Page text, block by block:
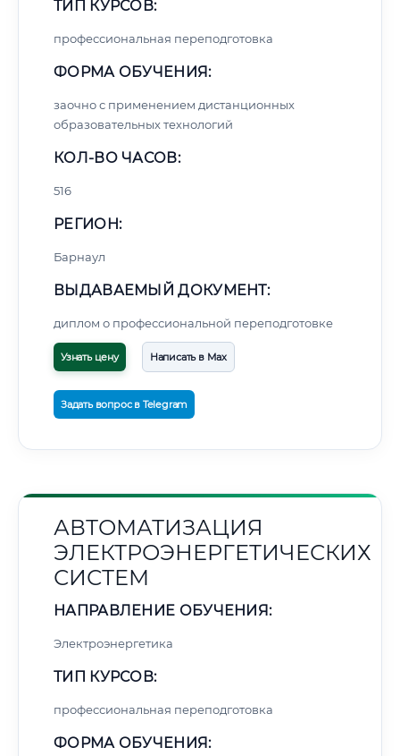
ТИП КУРСОВ:
профессиональная переподготовка
ФОРМА ОБУЧЕНИЯ:
заочно с применением дистанционных
образовательных технологий
КОЛ-ВО ЧАСОВ:
516
РЕГИОН:
Барнаул
ВЫДАВАЕМЫЙ ДОКУМЕНТ:
диплом о профессиональной переподготовке
Узнать цену Написать в Max
Задать вопрос в Telegram
АВТОМАТИЗАЦИЯ
ЭЛЕКТРОЭНЕРГЕТИЧЕСКИХ
СИСТЕМ
НАПРАВЛЕНИЕ ОБУЧЕНИЯ:
Электроэнергетика
ТИП КУРСОВ:
профессиональная переподготовка
ФОРМА ОБУЧЕНИЯ: